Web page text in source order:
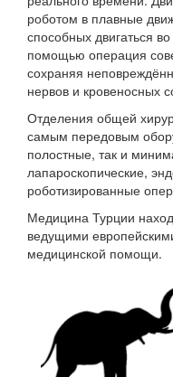
роботом в плавные
способных двигаться
помощью операция
сохраняя
нервов и кровеносных
Отделения общей
самым передовым
полостные, так и
лапароскопические,
роботизированные
Медицина Турции
ведущими
медицинской помощи.